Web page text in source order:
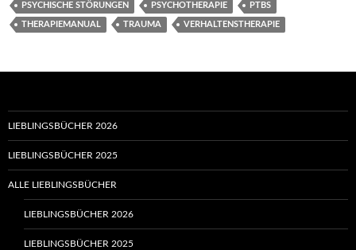
PSYCHISCHE STÖRUNGEN PSYCHOTHERAPIE PTBS
THERAPIEMANUAL TRAUMA VERHALTENSTHERAPIE
LIEBLINGSBÜCHER 2026
LIEBLINGSBÜCHER 2025
ALLE LIEBLINGSBÜCHER
LIEBLINGSBÜCHER 2026
LIEBLINGSBÜCHER 2025